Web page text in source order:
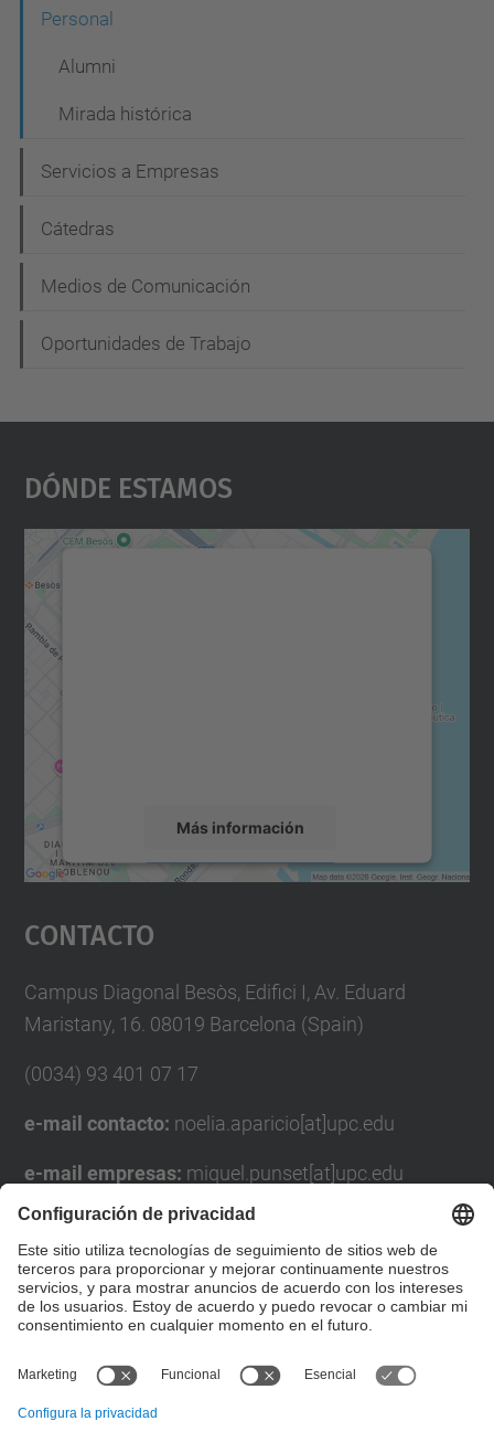
n
Personal
Alumni
Mirada histórica
Servicios a Empresas
Cátedras
Medios de Comunicación
Oportunidades de Trabajo
Dónde Estamos
Más información
Aceptar
powered by
Contacto
Campus Diagonal Besòs, Edifici I, Av. Eduard
Maristany, 16. 08019 Barcelona (Spain)
(0034) 93 401 07 17
e-mail contacto: noelia.aparicio[at]upc.edu
e-mail empresas: miquel.punset[at]upc.edu
Formulario de contacto
Lista Redes Sociales